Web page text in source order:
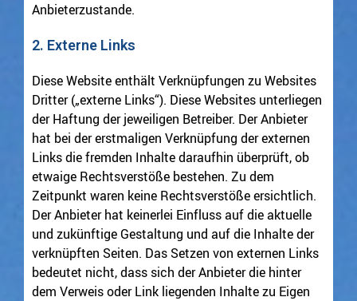
Anbieterzustande.
2. Externe Links
Diese Website enthält Verknüpfungen zu Websites
Dritter („externe Links“). Diese Websites unterliegen
der Haftung der jeweiligen Betreiber. Der Anbieter
hat bei der erstmaligen Verknüpfung der externen
Links die fremden Inhalte daraufhin überprüft, ob
etwaige Rechtsverstöße bestehen. Zu dem
Zeitpunkt waren keine Rechtsverstöße ersichtlich.
Der Anbieter hat keinerlei Einfluss auf die aktuelle
und zukünftige Gestaltung und auf die Inhalte der
verknüpften Seiten. Das Setzen von externen Links
bedeutet nicht, dass sich der Anbieter die hinter
dem Verweis oder Link liegenden Inhalte zu Eigen